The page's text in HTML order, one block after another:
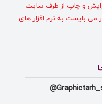
و چاپ از طرف سایت
می بایست به نرم افزار های